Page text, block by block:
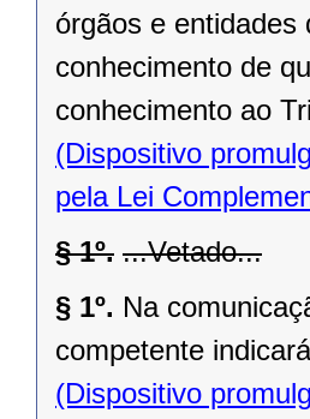
órgãos e entidades
conhecimento de
conhecimento ao
(Dispositivo
pela Lei
§ 1º. ...Vetado...
§ 1º. Na
competente
(Dispositivo